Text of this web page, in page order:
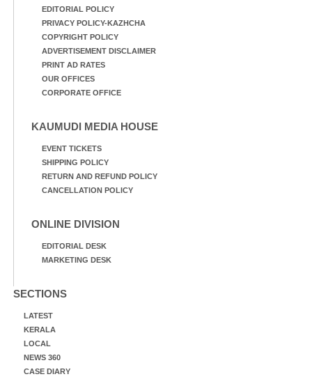
EDITORIAL POLICY
PRIVACY POLICY-KAZHCHA
COPYRIGHT POLICY
ADVERTISEMENT DISCLAIMER
PRINT AD RATES
OUR OFFICES
CORPORATE OFFICE
KAUMUDI MEDIA HOUSE
EVENT TICKETS
SHIPPING POLICY
RETURN AND REFUND POLICY
CANCELLATION POLICY
ONLINE DIVISION
EDITORIAL DESK
MARKETING DESK
SECTIONS
LATEST
KERALA
LOCAL
NEWS 360
CASE DIARY